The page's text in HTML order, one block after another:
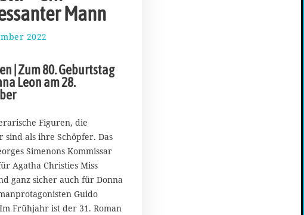
Mann
2022
k
t
e
0
2
2
| Zum 80. Geburtstag
Leon am 28.
Figuren, die
sind als ihre Schöpfer. Das
Simenons Kommissar
Agatha Christies Miss
ganz sicher auch für Donna
Guido
Frühjahr ist der 31. Roman